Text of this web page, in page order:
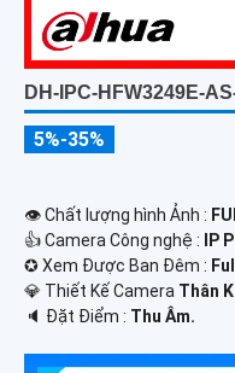
DH-IPC-HFW3249E-
5%-35%
👁 Chất lượng hình Ảnh :
👍 Camera Công nghệ :
IP
✪ Xem Được Ban Đêm :
💎 Thiết Kế Camera Thân
️🔈 Đặt Điểm : Thu Âm.